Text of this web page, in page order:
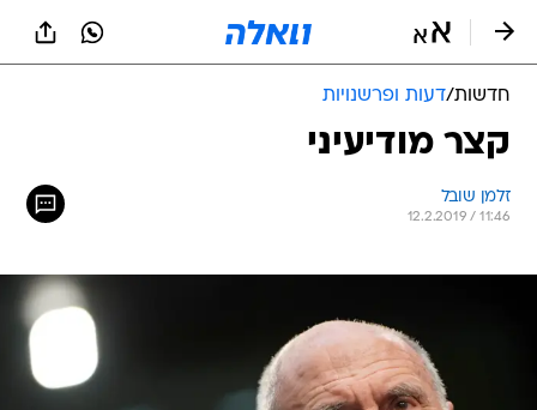
חדשות/דעות ופרשנויות
קצר מודיעיני
זלמן שובל
12.2.2019 / 11:46